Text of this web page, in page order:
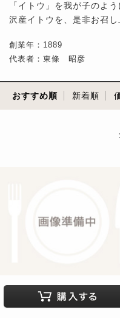
「イトウ」を我が子のよ
沢産イトウを、是非お召し
創業年：1889
代表者：東條 昭彦
おすすめ順 新着順